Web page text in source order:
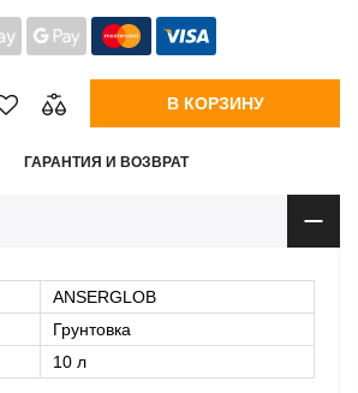
В КОРЗИНУ
ГАРАНТИЯ И ВОЗВРАТ
ANSERGLOB
Грунтовка
10 л